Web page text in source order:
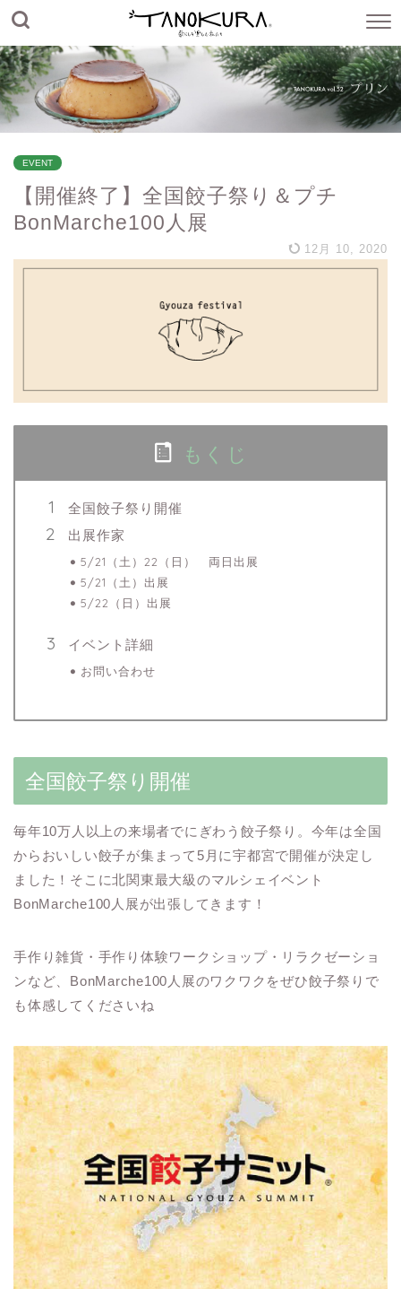
EVENT
【開催終了】全国餃子祭り＆プチ
BonMarche100人展
12月 10, 2020
もくじ
全国餃子祭り開催
出展作家
5/21（土）22（日） 両日出展
5/21（土）出展
5/22（日）出展
イベント詳細
お問い合わせ
全国餃子祭り開催
毎年10万人以上の来場者でにぎわう餃子祭り。今年は全国
からおいしい餃子が集まって5月に宇都宮で開催が決定し
ました！そこに北関東最大級のマルシェイベント
BonMarche100人展が出張してきます！
手作り雑貨・手作り体験ワークショップ・リラクゼーショ
ンなど、BonMarche100人展のワクワクをぜひ餃子祭りで
も体感してくださいね